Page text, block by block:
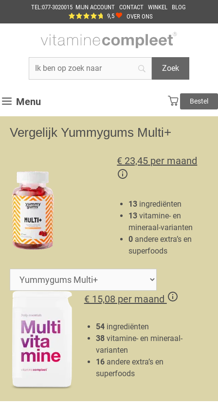
TEL:077-3020015 MIJN ACCOUNT CONTACT WINKEL
BLOG
9,5
OVER ONS
Menu Bestel
Vergelijk Yummygums Multi+
€ 23,45 per maand
13 ingrediënten
13 vitamine- en
mineraal-varianten
0 andere extra’s en
superfoods
€ 15,08 per maand
54ingrediënten
38vitamine- en mineraal-
varianten
16 andere extra’s en
superfoods